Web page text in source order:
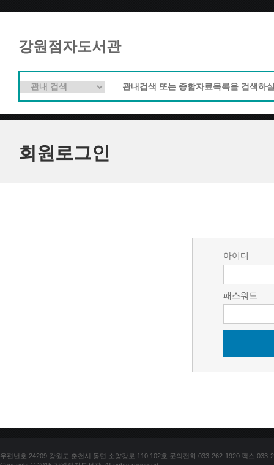
강원점자도서관
회원로그인
아이디
패스워드
우편번호 24209 강원도 춘천시 동면 소양강로 110 102호 문의전화 033-262-1920 팩스 033-